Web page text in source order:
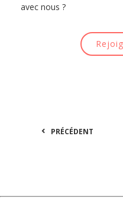
avec nous ?
PRÉCÉDENT